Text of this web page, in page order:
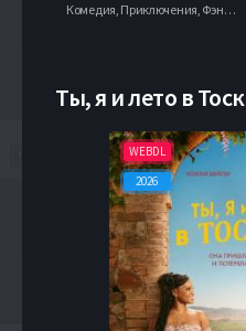
Комедия, Приключения, Фэнтези,
Ты, я и лето в
WEBDL
2026